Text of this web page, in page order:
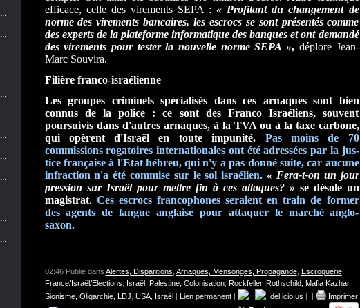
efficace, celle des virements SEPA :« Profitant du changement de
norme des virements bancaires, les escrocs se sont présentés comme
des experts de la plateforme informatique des banques et ont demandé
des virements pour tester la nouvelle norme SEPA », déplore Jean-
Marc Souvira.
Filière franco-israélienne
Les groupes criminels spécialisés dans ces arnaques sont bien
connus de la police : ce sont des Franco­ Israéliens, souvent
poursuivis dans d'autres arnaques, à la TVA ou à la taxe carbone,
qui opèrent d'Israël en toute impunité.
Pas moins de 70
commissions rogatoires internationales ont été adressées par la jus­
tice française à l'Etat hébreu, qui n'y a pas donné suite, car aucune
infrac­tion n'a été commise sur le sol israé­lien. « Fera-t-on un jour
pression sur Israëlpour mettre fin à ces attaques? » se désole un
magistrat. Ces escrocs francophones seraient en train de former
des agents de langue anglaise pour attaquer le marché anglo-
saxon.
02:46 Publié dans Alertes, Disparitions Arnaques, Mensonges, Propagande, Escroquerie,
France/Israël/Elections
Israël, Palestine, Colonisation, Rockfeller, Rothschild, Mafia Kazhar,
Sionisme, Oligarchie, LDJ USA, Israël| Lien permanent| | del.icio.us | | Imprimer